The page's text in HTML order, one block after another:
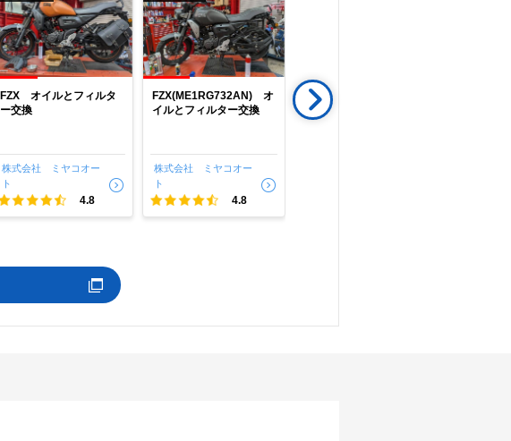
FZX オイルとフィルタ
ー交換
株式会社 ミヤコオー
ト
4.8
FZX(ME1RG732AN) オ
イルとフィルター交換
株式会社 ミヤコオー
ト
4.8
FZX150(ME1RG7321P)
１年点検
まずはメーカーを選択する